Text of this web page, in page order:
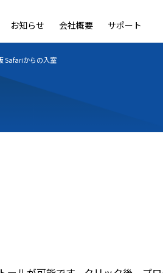
LiveOn Chat
お知らせ 会社概要 サポート
Safariからの入室